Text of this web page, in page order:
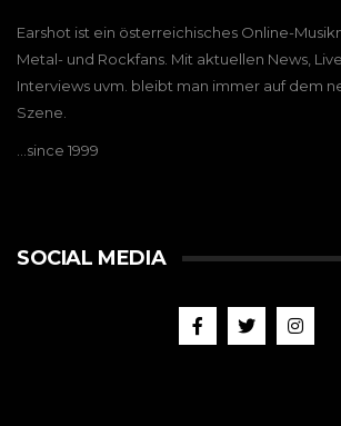
Earshot ist ein österreichisches Online-
Metal- und Rockfans. Mit aktuellen News,
Interviews uvm. bleibt man immer auf dem
Szene.
…since 1999
SOCIAL MEDIA